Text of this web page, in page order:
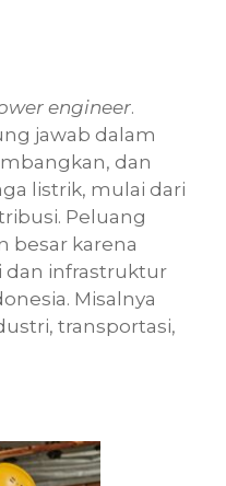
engineer.
jawab dalam
dan
listrik, mulai dari
Peluang
besar karena
infrastruktur
Misalnya
transportasi,